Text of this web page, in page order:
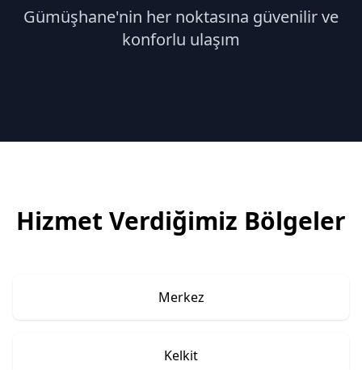
Gümüşhane'nin her noktasına güvenilir ve
konforlu ulaşım
Hizmet Verdiğimiz Bölgeler
Merkez
Kelkit